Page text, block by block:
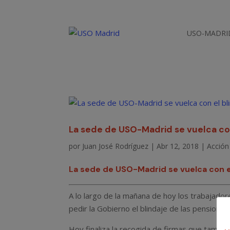
USO-
La sede de USO-Madrid se vuelca
por Juan José Rodríguez |Abr 12, 2018 |
La sede de USO-Madrid se vuelca con
A lo largo de la mañana de hoy los
pedir la Gobierno el blindaje de las pensiones.